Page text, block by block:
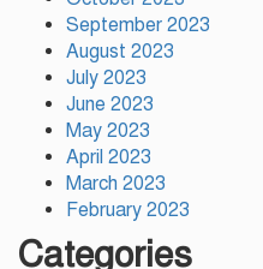
September 2023
August 2023
July 2023
June 2023
May 2023
April 2023
March 2023
February 2023
Categories